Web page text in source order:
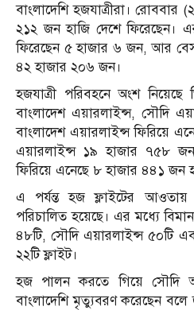
বাংলাদেশি হজযাত্রীরা। রোববার
২১২ জন হাজি দেশে ফিরেছেন।
ফিরেছেন ৫ হাজার ৬ জন, আর
৪২ হাজার ২০৬ জন।
হজযাত্রী পরিবহনে অংশ নিয়েছে
বাংলাদেশ এয়ারলাইন্স, সৌদি
বাংলাদেশ এয়ারলাইন্স ফিরিয়ে
এয়ারলাইন্স ১৯ হাজার ৭৫৮ জন
ফিরিয়ে এনেছে ৮ হাজার ৪৪১ জন
এ পর্যন্ত হজ ফ্লাইটের আওতায়
পরিচালিত হয়েছে। এর মধ্যে
৪৮টি, সৌদি এয়ারলাইন্স ৫০টি
২২টি ফ্লাইট।
হজ পালন করতে গিয়ে সৌদি
বাংলাদেশি মৃত্যুবরণ করেছেন